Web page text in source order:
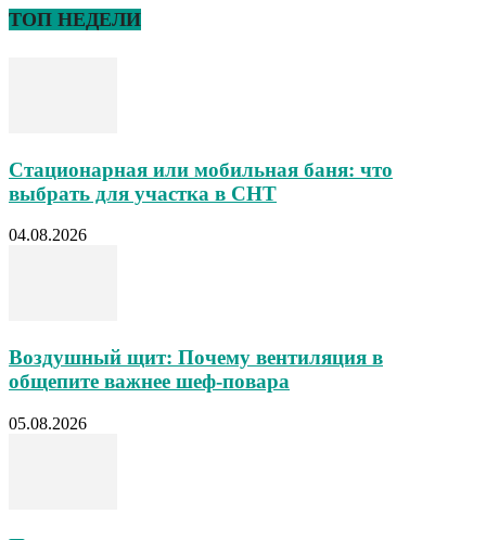
ТОП НЕДЕЛИ
Стационарная или мобильная баня: что
выбрать для участка в СНТ
04.08.2026
Воздушный щит: Почему вентиляция в
общепите важнее шеф-повара
05.08.2026